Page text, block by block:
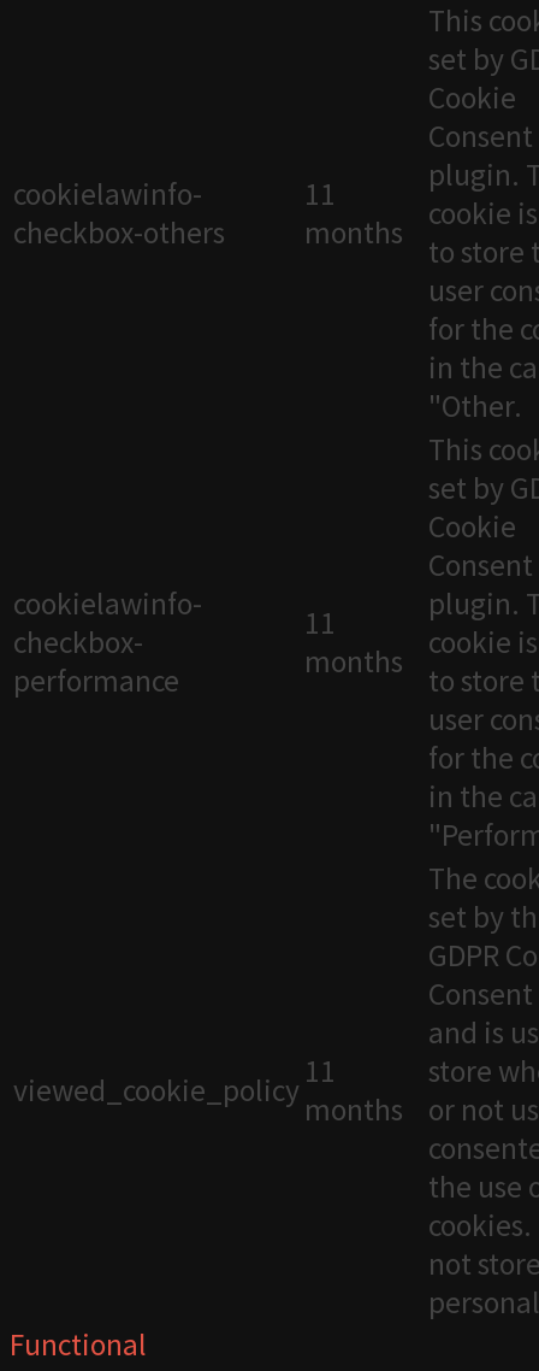
cookielawinfo-
checkbox-others
11
months
This
set by
Cookie
Consent
plugin.
cookie
to store
user
for the
in the
"Other.
cookielawinfo-
checkbox-
performance
11
months
This
set by
Cookie
Consent
plugin.
cookie
to store
user
for the
in the
viewed_cookie_policy 11
months
The
set by
GDPR
and is
store
or not
the use
not
Functional